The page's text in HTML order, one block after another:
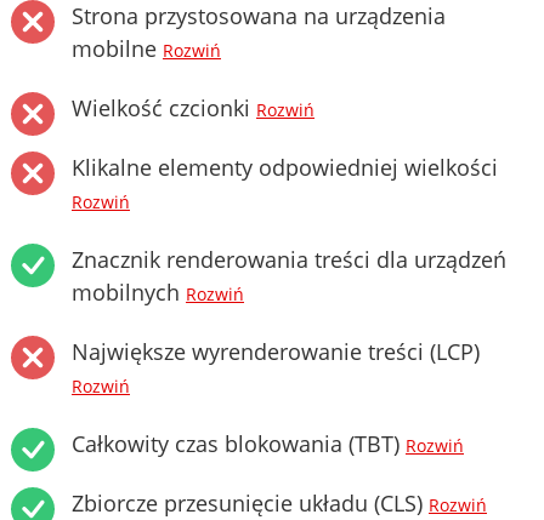
Strona przystosowana na urządzenia
mobilne Rozwiń
Wielkość czcionki Rozwiń
Klikalne elementy odpowiedniej wielkości
Rozwiń
Znacznik renderowania treści dla urządzeń
mobilnych Rozwiń
Największe wyrenderowanie treści (LCP)
Rozwiń
Całkowity czas blokowania (TBT) Rozwiń
Zbiorcze przesunięcie układu (CLS) Rozwiń